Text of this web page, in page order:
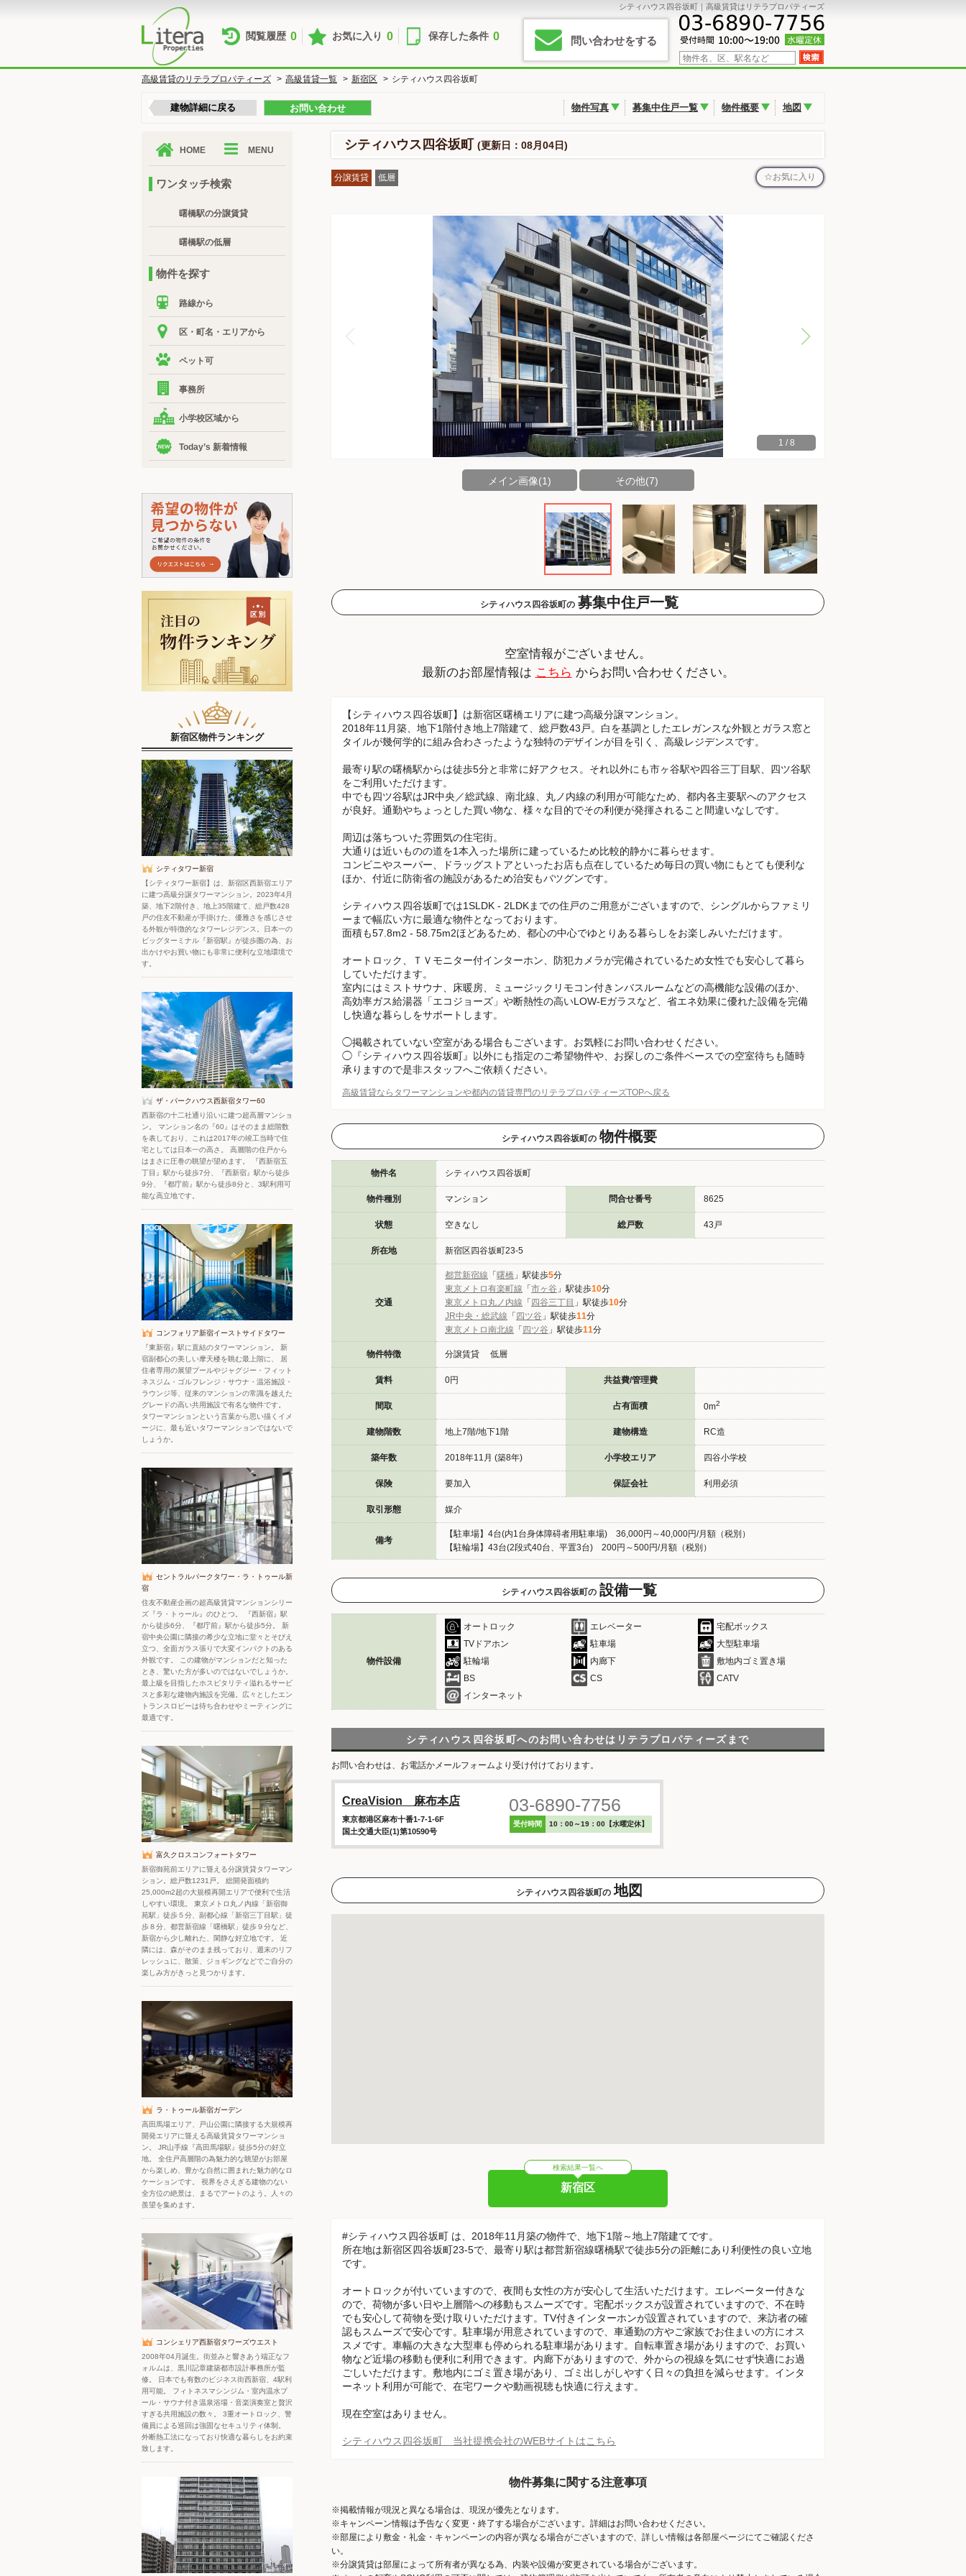
シティハウス四谷坂町｜高級賃貸はリテラプロパティーズ
閲覧履歴 0 お気に入り 0 保存した条件 0 問い合わせをする
高級賃貸のリテラプロパティーズ > 高級賃貸一覧 > 新宿区 > シティハウス四谷坂町
建物詳細に戻る お問い合わせ 物件写真 募集中住戸一覧 物件概要 地図
シティハウス四谷坂町 (更新日：08月04日)
分譲賃貸 低層 お気に入り
1 / 8
メイン画像(1) その他(7)
シティハウス四谷坂町の 募集中住戸一覧
空室情報がございません。
最新のお部屋情報は こちら からお問い合わせください。
【シティハウス四谷坂町】は新宿区曙橋エリアに建つ高級分譲マンション。
2018年11月築、地下1階付き地上7階建て、総戸数43戸。白を基調としたエレガンスな外観とガラス窓と
タイルが幾何学的に組み合わさったような独特のデザインが目を引く、高級レジデンスです。
最寄り駅の曙橋駅からは徒歩5分と非常に好アクセス。それ以外にも市ヶ谷駅や四谷三丁目駅、四ツ谷駅
をご利用いただけます。
中でも四ツ谷駅はJR中央／総武線、南北線、丸ノ内線の利用が可能なため、都内各主要駅へのアクセス
が良好。通勤やちょっとした買い物な、様々な目的でその利便が発揮されること間違いなしです。
周辺は落ちついた雰囲気の住宅街。
大通りは近いものの道を1本入った場所に建っているため比較的静かに暮らせます。
コンビニやスーパー、ドラッグストアといったお店も点在しているため毎日の買い物にもとても便利な
ほか、付近に防衛省の施設があるため治安もバツグンです。
シティハウス四谷坂町では1SLDK - 2LDKまでの住戸のご用意がございますので、シングルからファミリ
ーまで幅広い方に最適な物件となっております。
面積も57.8m2 - 58.75m2ほどあるため、都心の中心でゆとりある暮らしをお楽しみいただけます。
オートロック、ＴＶモニター付インターホン、防犯カメラが完備されているため女性でも安心して暮ら
していただけます。
室内にはミストサウナ、床暖房、ミュージックリモコン付きンバスルームなどの高機能な設備のほか、
高効率ガス給湯器「エコジョーズ」や断熱性の高いLOW-Eガラスなど、省エネ効果に優れた設備を完備
し快適な暮らしをサポートします。
◯掲載されていない空室がある場合もございます。お気軽にお問い合わせください。
◯『シティハウス四谷坂町』以外にも指定のご希望物件や、お探しのご条件ベースでの空室待ちも随時
承りますので是非スタッフへご依頼ください。
高級賃貸ならタワーマンションや都内の賃貸専門のリテラプロパティーズTOPへ戻る
シティハウス四谷坂町の 物件概要
物件名 シティハウス四谷坂町
物件種別 マンション 問合せ番号 8625
状態 空きなし 総戸数 43戸
所在地 新宿区四谷坂町23-5
交通
都営新宿線 「曙橋 」駅徒歩5分
東京メトロ有楽町線 「市ヶ谷 」駅徒歩10分
東京メトロ丸ノ内線 「四谷三丁目 」駅徒歩10分
JR中央・総武線 「四ツ谷 」駅徒歩11分
東京メトロ南北線 「四ツ谷 」駅徒歩11分
物件特徴 分譲賃貸 低層
賃料 0円 共益費/管理費
間取 占有面積 0m2
建物階数 地上7階/地下1階 建物構造 RC造
築年数 2018年11月 (築8年) 小学校エリア 四谷小学校
保険 要加入 保証会社 利用必須
取引形態 媒介
備考
【駐車場】4台(内1台身体障碍者用駐車場) 36,000円～40,000円/月額（税別）
【駐輪場】43台(2段式40台、平置3台) 200円～500円/月額（税別）
シティハウス四谷坂町の 設備一覧
物件設備
オートロック エレベーター
宅配ボックス
TVドアホン
駐車場
大型駐車場
駐輪場
内廊下
敷地内ゴミ置き場
BS
CS
CATV
インターネット
シティハウス四谷坂町へのお問い合わせは リテラプロパティーズまで
お問い合わせは、お電話かメールフォームより受け付けております。
CreaVision 麻布本店
東京都港区麻布十番1-7-1-6F
国土交通大臣(1)第10590号
03-6890-7756
受付時間 10：00～19：00【水曜定休】
シティハウス四谷坂町の 地図
検索結果一覧へ
新宿区
#シティハウス四谷坂町 は、2018年11月築の物件で、地下1階～地上7階建てです。
所在地は新宿区四谷坂町23-5で、最寄り駅は都営新宿線曙橋駅で徒歩5分の距離にあり利便性の良い立地
です。
オートロックが付いていますので、夜間も女性の方が安心して生活いただけます。エレベーター付きな
ので、荷物が多い日や上層階への移動もスムーズです。宅配ボックスが設置されていますので、不在時
でも安心して荷物を受け取りいただけます。TV付きインターホンが設置されていますので、来訪者の確
認もスムーズで安心です。駐車場が用意されていますので、車通勤の方やご家族でお住まいの方にオス
スメです。車幅の大きな大型車も停められる駐車場があります。自転車置き場がありますので、お買い
物など近場の移動も便利に利用できます。内廊下がありますので、外からの視線を気にせず快適にお過
ごしいただけます。敷地内にゴミ置き場があり、ゴミ出しがしやすく日々の負担を減らせます。インタ
ーネット利用が可能で、在宅ワークや動画視聴も快適に行えます。
現在空室はありません。
シティハウス四谷坂町 当社提携会社のWEBサイトはこちら
物件募集に関する注意事項
※掲載情報が現況と異なる場合は、現況が優先となります。
※キャンペーン情報は予告なく変更・終了する場合がございます。詳細はお問い合わせください。
※部屋により敷金・礼金・キャンペーンの内容が異なる場合がございますので、詳しい情報は各部屋ページにてご確認くださ
い。
※分譲賃貸は部屋によって所有者が異なる為、内装や設備が変更されている場合がございます。
HOME MENU
ワンタッチ検索
曙橋駅の分譲賃貸
曙橋駅の低層
物件を探す
路線から
区・町名・エリアから
ペット可
事務所
小学校区域から
Today’s 新着情報
新宿区物件ランキング
シティタワー新宿
【シティタワー新宿】は、新宿区西新宿エリア
に建つ高級分譲タワーマンション。2023年4月
築、地下2階付き、地上35階建て、総戸数428
戸の住友不動産が手掛けた、優雅さを感じさせ
る外観が特徴的なタワーレジデンス。日本一の
ビッグターミナル『新宿駅』が徒歩圏の為、お
出かけやお買い物にも非常に便利な立地環境で
す。
ザ・パークハウス西新宿タワー60
西新宿の十二社通り沿いに建つ超高層マンショ
ン。 マンション名の『60』はそのまま総階数
を表しており、これは2017年の竣工当時で住
宅としては日本一の高さ。 高層階の住戸から
はまさに圧巻の眺望が望めます。 『西新宿五
丁目』駅から徒歩7分、『西新宿』駅から徒歩
9分、『都庁前』駅から徒歩8分と、3駅利用可
能な高立地です。
コンフォリア新宿イーストサイドタワー
『東新宿』駅に直結のタワーマンション。 新
宿副都心の美しい摩天楼を眺む最上階に、 居
住者専用の展望プールやジャグジー・フィット
ネスジム・ゴルフレンジ・サウナ・温浴施設・
ラウンジ等、従来のマンションの常識を越えた
グレードの高い共用施設で有名な物件です。
タワーマンションという言葉から思い描くイメ
ージに、最も近いタワーマンションではないで
しょうか。
セントラルパークタワー・ラ・トゥール新
宿
住友不動産企画の超高級賃貸マンションシリー
ズ『ラ・トゥール』のひとつ。 『西新宿』駅
から徒歩6分、『都庁前』駅から徒歩5分。 新
宿中央公園に隣接の希少な立地に堂々とそびえ
立つ、全面ガラス張りで大変インパクトのある
外観です。 この建物がマンションだと知った
とき、驚いた方が多いのではないでしょうか。
最上級を目指したホスピタリティ溢れるサービ
スと多彩な建物内施設を完備。広々としたエン
トランスロビーは待ち合わせやミーティングに
最適です。
富久クロスコンフォートタワー
新宿御苑前エリアに聳える分譲賃貸タワーマン
ション。総戸数1231戸。 総開発面積約
25,000m2超の大規模再開エリアで便利で生活
しやすい環境。 東京メトロ丸ノ内線「新宿御
苑駅」徒歩５分、副都心線「新宿三丁目駅」徒
歩８分、都営新宿線「曙橋駅」徒歩９分など、
新宿から少し離れた、閑静な好立地です。 近
隣には、森がそのまま残っており、週末のリフ
レッシュに、散策、ジョギングなどでご自分の
楽しみ方がきっと見つかります。
ラ・トゥール新宿ガーデン
高田馬場エリア、戸山公園に隣接する大規模再
開発エリアに聳える高級賃貸タワーマンショ
ン。 JR山手線『高田馬場駅』徒歩5分の好立
地。 全住戸高層階の為魅力的な眺望がお部屋
から楽しめ、豊かな自然に囲まれた魅力的なロ
ケーションです。 視界をさえぎる建物のない
全方位の絶景は、まるでアートのよう。人々の
羨望を集めます。
コンシェリア西新宿タワーズウエスト
2008年04月誕生。街並みと響きあう端正なフ
ォルムは、黒川記章建築都市設計事務所が監
修。 日本でも有数のビジネス街西新宿、4駅利
用可能。 フィトネスマシンジム・室内温水プ
ール・サウナ付き温泉浴場・音楽演奏室と贅沢
すぎる共用施設の数々。 3重オートロック、警
備員による巡回は強固なセキュリティ体制。
外断熱工法になっており快適な暮らしをお約束
致します。